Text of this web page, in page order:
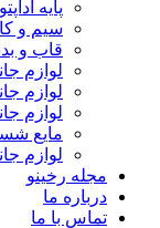
پایه
سیم و
قاب و
لوازم
لوازم
لوازم
مایع
لوازم
مجله رخینو
درباره ما
تماس با ما